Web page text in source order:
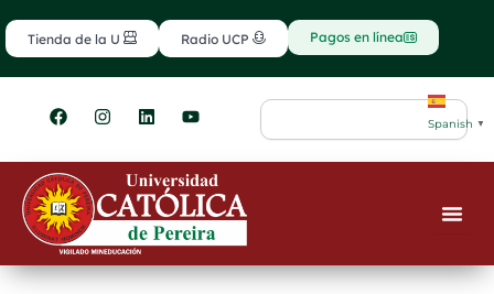
al
contenido
Tienda de la U Radio UCP Pagos en línea
F
a
e
b
o
o
k
I
n
t
g
r
m
L
i
k
e
d
i
n
Y
o
t
u
b
e
Search
Spanish ▼